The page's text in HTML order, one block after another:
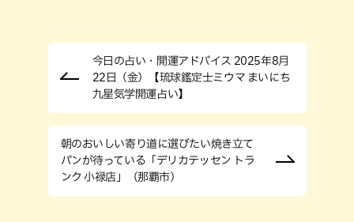
今日の占い・開運アドバイス 2025年8月
22日（金）【琉球鑑定士ミウマ まいにち
九星気学開運占い】
朝のおいしい寄り道に選びたい焼き立て
パンが待っている「デリカテッセン トラ
ンク 小禄店」（那覇市）